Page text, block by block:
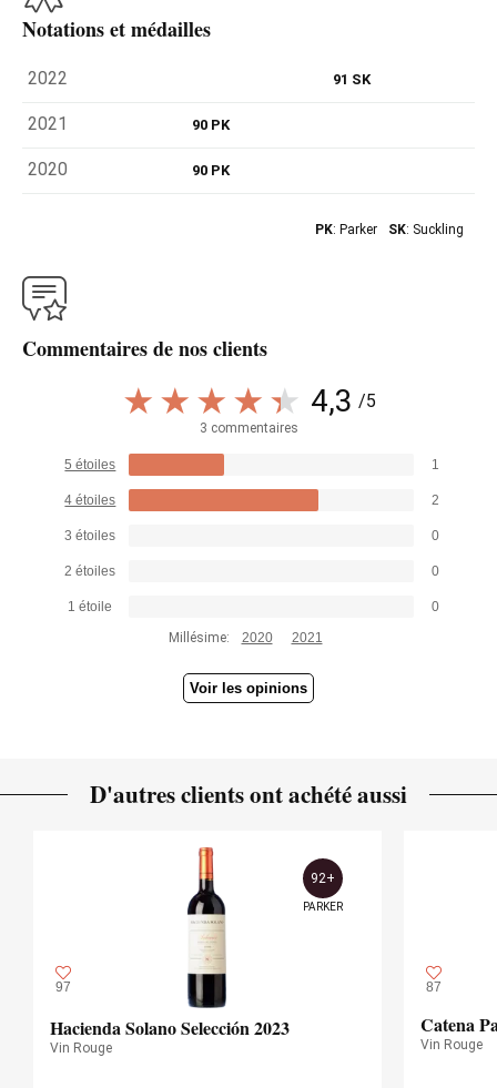
Notations et médailles
2022 91 SK
2021 90 PK
2020 90 PK
PK: Parker SK: Suckling
Commentaires de nos clients
4,3 /5
3 commentaires
5 étoiles 1
4 étoiles 2
3 étoiles 0
2 étoiles 0
1 étoile
0
Millésime:
2020 2021
Voir les opinions
D'autres clients ont achété aussi
97
92+
PARKER
Hacienda Solano Selección 2023
Vin Rouge
87
Catena
Vin Rouge